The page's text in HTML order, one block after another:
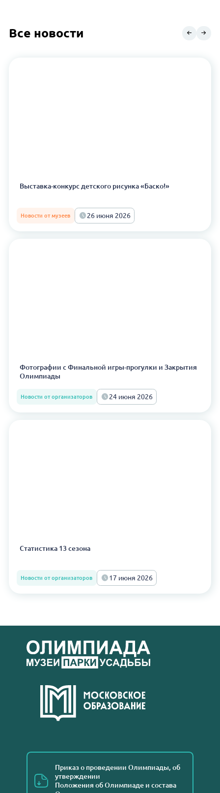
Все новости
Выставка-конкурс детского рисунка «Баско!»
Новости от музеев 26 июня 2026
Фотографии с Финальной игры-прогулки и Закрытия
Олимпиады
Новости от организаторов 24 июня 2026
Статистика 13 сезона
Новости от организаторов 17 июня 2026
Приказ о проведении Олимпиады, об
утверждении
Положения об Олимпиаде и состава